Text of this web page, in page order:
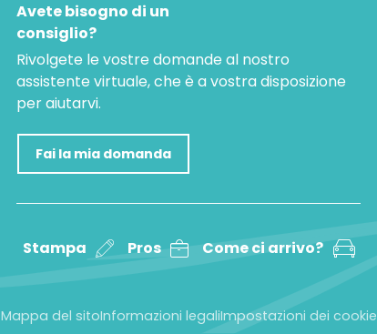
Avete bisogno di un
consiglio?
Rivolgete le vostre domande al nostro
assistente virtuale, che è a vostra disposizione
per aiutarvi.
Fai la mia domanda
Stampa Pros Come ci arrivo?
Mappa del sitoInformazioni legaliImpostazioni dei cookie